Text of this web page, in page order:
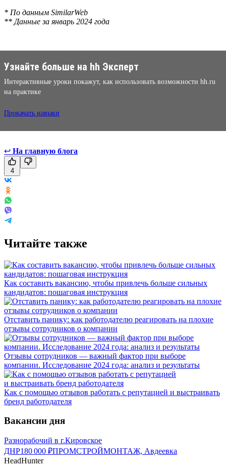
* По данным SimilarWeb
** Данные за январь 2024 года
Узнайте больше на hh Эксперт
Интерактивные уроки покажут, как использовать возможности hh.ru
на практике
Прокачать навыки
↩ На главную блога
4
Читайте также
Как составить вакансию, чтобы привлечь больше сильных
кандидатов: пошаговая инструкция
Отставить панику: как работодателю реагировать на плохие
отзывы сотрудников о компании
Отзывы сотрудников — важный фактор при выборе
компании. Исследование 2024 года: анализ и результаты
Как с помощью отзывов работать с репутацией и выстраивать
бренд работодателя
Вакансии дня
Разнорабочий в г.Кировское
ДНР180 000 ₽ПРОМСТРОЙМОНТАЖ, Авдеевка
HeadHunter